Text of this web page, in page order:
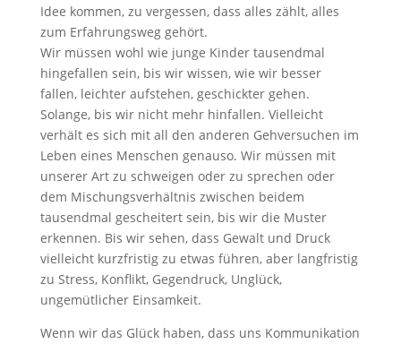
Idee kommen, zu vergessen, dass alles zählt, alles
zum Erfahrungsweg gehört.
Wir müssen wohl wie junge Kinder tausendmal
hingefallen sein, bis wir wissen, wie wir besser
fallen, leichter aufstehen, geschickter gehen.
Solange, bis wir nicht mehr hinfallen. Vielleicht
verhält es sich mit all den anderen Gehversuchen im
Leben eines Menschen genauso. Wir müssen mit
unserer Art zu schweigen oder zu sprechen oder
dem Mischungsverhältnis zwischen beidem
tausendmal gescheitert sein, bis wir die Muster
erkennen. Bis wir sehen, dass Gewalt und Druck
vielleicht kurzfristig zu etwas führen, aber langfristig
zu Stress, Konflikt, Gegendruck, Unglück,
ungemütlicher Einsamkeit.
Wenn wir das Glück haben, dass uns Kommunikation